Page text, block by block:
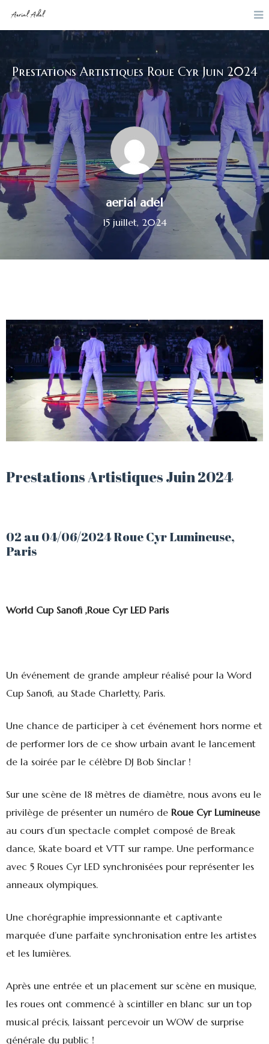
Prestations Artistiques Roue Cyr Juin 2024
aerial adel
15 juillet, 2024
Prestations Artistiques Juin 2024
02 au 04/06/2024 Roue Cyr Lumineuse,
Paris
World Cup Sanofi ,Roue Cyr LED Paris
Un événement de grande ampleur réalisé pour la Word
Cup Sanofi, au Stade Charletty, Paris.
Une chance de participer à cet événement hors norme et
de performer lors de ce show urbain avant le lancement
de la soirée par le célèbre DJ Bob Sinclar !
Sur une scène de 18 mètres de diamètre, nous avons eu le
privilège de présenter un numéro de Roue Cyr Lumineuse
au cours d’un spectacle complet composé de Break
dance, Skate board et VTT sur rampe. Une performance
avec 5 Roues Cyr LED synchronisées pour représenter les
anneaux olympiques.
Une chorégraphie impressionnante et captivante
marquée d’une parfaite synchronisation entre les artistes
et les lumières.
Après une entrée et un placement sur scène en musique,
les roues ont commencé à scintiller en blanc sur un top
musical précis, laissant percevoir un WOW de surprise
générale du public !